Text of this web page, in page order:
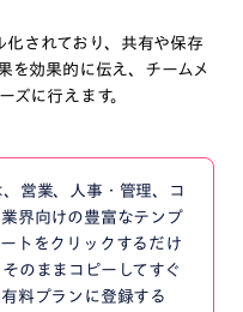
されており、共有や保存
を効果的に伝え、チームメ
ズに行えます。
、営業、人事・管理、コ
界向けの豊富なテンプ
トをクリックするだけ
のままコピーしてすぐ
料プランに登録する